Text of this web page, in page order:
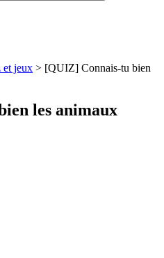
et jeux > [QUIZ] Connais-tu bien
les animaux